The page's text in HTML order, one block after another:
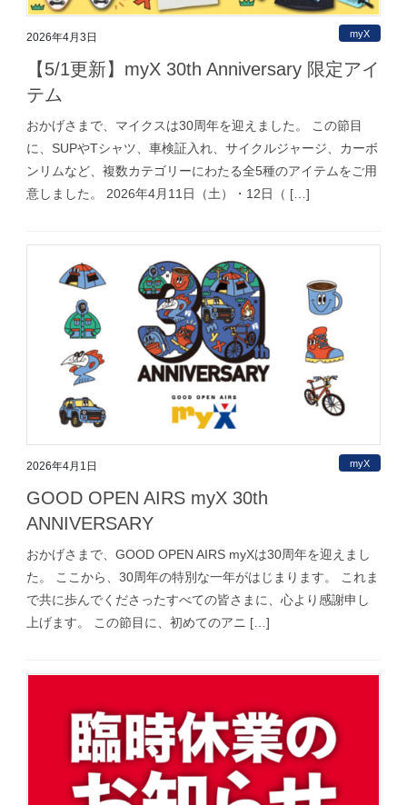
2026年4月3日 myX
【5/1更新】myX 30th Anniversary 限定アイ
テム
おかげさまで、マイクスは30周年を迎えました。 この節目
に、SUPやTシャツ、車検証入れ、サイクルジャージ、カーボ
ンリムなど、複数カテゴリーにわたる全5種のアイテムをご用
意しました。 2026年4月11日（土）・12日（ […]
2026年4月1日 myX
GOOD OPEN AIRS myX 30th
ANNIVERSARY
おかげさまで、GOOD OPEN AIRS myXは30周年を迎えまし
た。 ここから、30周年の特別な一年がはじまります。 これま
で共に歩んでくださったすべての皆さまに、心より感謝申し
上げます。 この節目に、初めてのアニ […]